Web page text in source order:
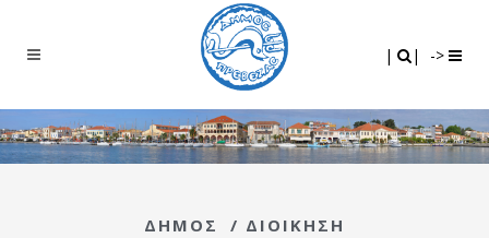
| | ->
ΔΗΜΟΣ / ΔΙΟΙΚΗΣΗ